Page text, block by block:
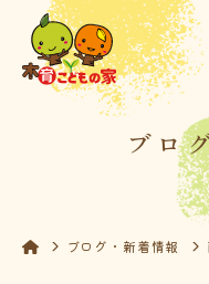
ブロ
ブログ・新着情報